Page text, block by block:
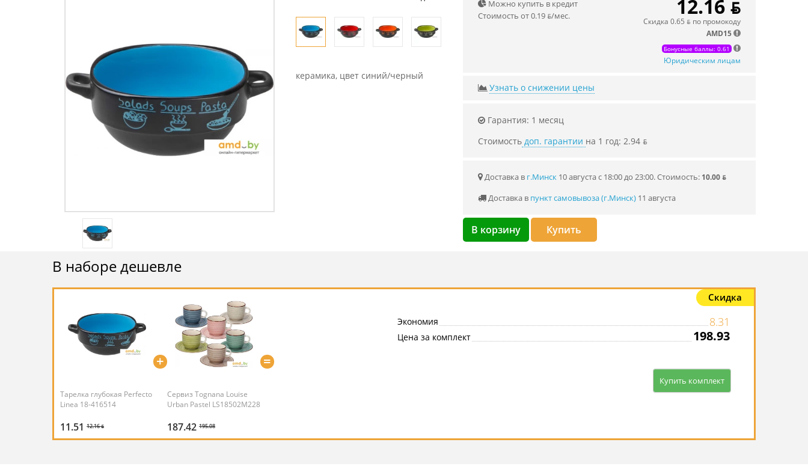
керамика, цвет синий/черный
Можно купить в кредит
Стоимость от 0.19 ƃ/мec.
12.16 ƃ
Скидка 0.65 ƃ по промокоду
AMD15
Бонусные баллы: 0.61
Юридическим лицам
Узнать о снижении цены
Гарантия: 1 месяц
Стоимостьдоп. гарантии на 1 год: 2.94 ƃ
Доставка в г.Минск10 августа с 18:00 до 23:00.Стоимость: 10.00 ƃ
Доставка в пункт самовывоза (г.Минск)11 августа
В корзину Купить
В наборе дешевле
Скидка
Тарелка глубокая Perfecto
Linea 18-416514
11.51 12.16 ƃ
+
Сервиз Tognana Louise
Urban Pastel LS18502M228
187.42 195.08
=
Экономия 8.31
Цена за комплект 198.93
Купить комплект